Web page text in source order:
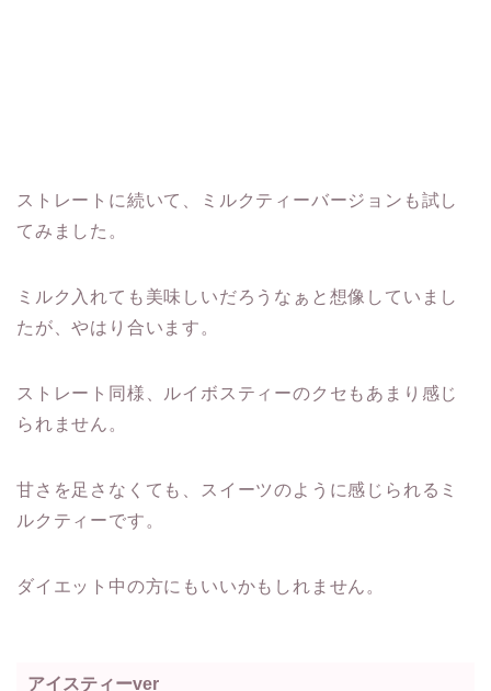
ストレートに続いて、ミルクティーバージョンも試し
てみました。
ミルク入れても美味しいだろうなぁと想像していまし
たが、やはり合います。
ストレート同様、ルイボスティーのクセもあまり感じ
られません。
甘さを足さなくても、スイーツのように感じられるミ
ルクティーです。
ダイエット中の方にもいいかもしれません。
アイスティーver